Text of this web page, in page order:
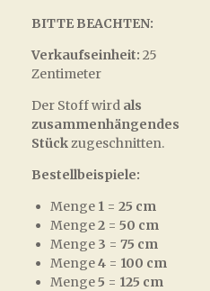
BITTE BEACHTEN:
Verkaufseinheit: 25
Zentimeter
Der Stoff wird als
zusammenhängendes
Stückzugeschnitten.
Bestellbeispiele:
Menge 1 = 25 cm
Menge2 = 50 cm
Menge 3 = 75 cm
Menge4 = 100 cm
Menge5 = 125 cm